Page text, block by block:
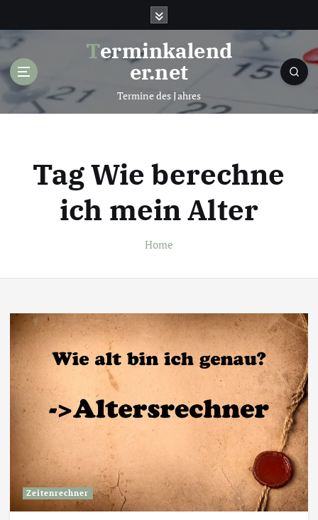
t
Terminkalend
er.net
Termine des Jahres
Tag Wie berechne
ich mein Alter
Home
Zeitenrechner